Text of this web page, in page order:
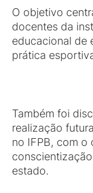
O objetivo
docentes da
educacional de
prática
Também foi
realização
no IFPB, com o
estado.